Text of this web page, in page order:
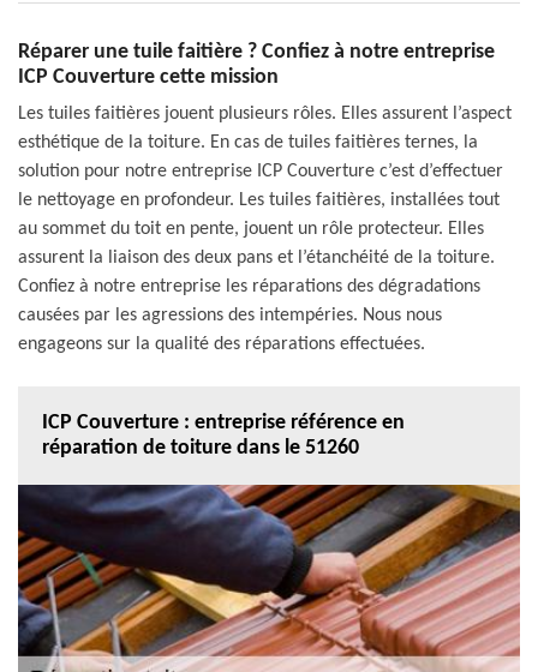
Réparer une tuile faitière ? Confiez à notre entreprise
ICP Couverture cette mission
Les tuiles faitières jouent plusieurs rôles. Elles assurent l’aspect
esthétique de la toiture. En cas de tuiles faitières ternes, la
solution pour notre entreprise ICP Couverture c’est d’effectuer
le nettoyage en profondeur. Les tuiles faitières, installées tout
au sommet du toit en pente, jouent un rôle protecteur. Elles
assurent la liaison des deux pans et l’étanchéité de la toiture.
Confiez à notre entreprise les réparations des dégradations
causées par les agressions des intempéries. Nous nous
engageons sur la qualité des réparations effectuées.
ICP Couverture : entreprise référence en
réparation de toiture dans le 51260